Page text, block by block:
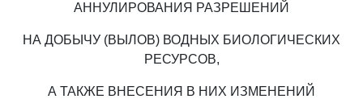
АННУЛИРОВАНИЯ РАЗРЕШЕНИЙ
НА ДОБЫЧУ (ВЫЛОВ) ВОДНЫХ БИОЛОГИЧЕСКИХ
РЕСУРСОВ,
А ТАКЖЕ ВНЕСЕНИЯ В НИХ ИЗМЕНЕНИЙ